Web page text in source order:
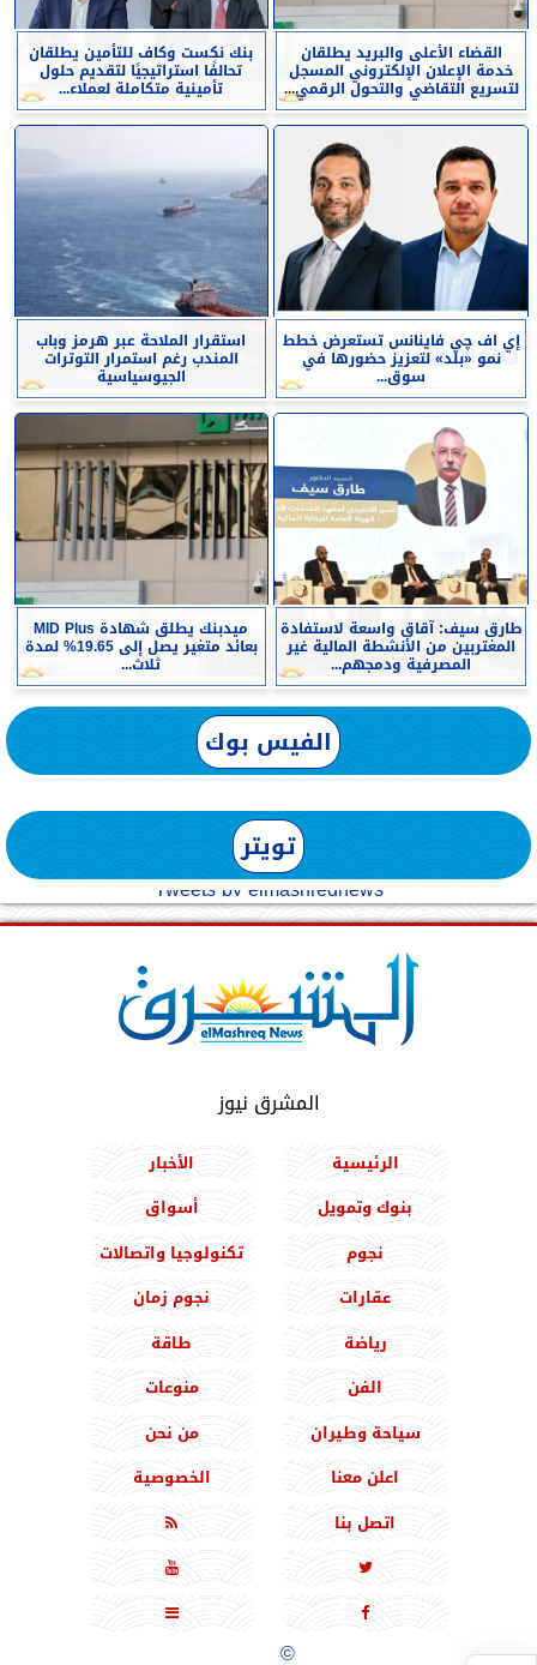
القضاء الأعلى والبريد يطلقان
خدمة الإعلان الإلكتروني المسجل
لتسريع التقاضي والتحول الرقمي...
بنك نكست وكاف للتأمين يطلقان
تحالفًا استراتيجيًا لتقديم حلول
تأمينية متكاملة لعملاء...
إي اف چي فاينانس تستعرض خطط
نمو «بلد» لتعزيز حضورها في
سوق...
استقرار الملاحة عبر هرمز وباب
المندب رغم استمرار التوترات
الجيوسياسية
طارق سيف: آقاق واسعة لاستفادة
المغتربين من الأنشطة المالية غير
المصرفية ودمجهم...
ميدبنك يطلق شهادة MID Plus
بعائد متغير يصل إلى 19.65% لمدة
ثلاث...
الفيس بوك
تويتر
Tweets by elmashreqnews
المشرق نيوز
الرئيسية
الأخبار
بنوك وتمويل
أسواق
نجوم
تكنولوجيا واتصالات
عقارات
نجوم زمان
رياضة
طاقة
الفن
منوعات
سياحة وطيران
من نحن
اعلن معنا
الخصوصية
اتصل بنا





جميع الحقوق محفوظة©